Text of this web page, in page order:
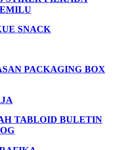
SNACK
PACKAGING BOX
TABLOID BULETIN